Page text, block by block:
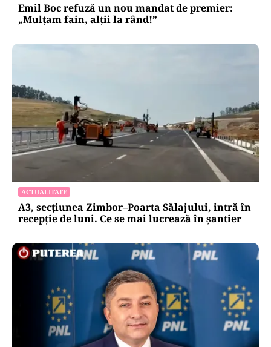
Emil Boc refuză un nou mandat de premier:
„Mulțam fain, alții la rând!”
ACTUALITATE
A3, secțiunea Zimbor–Poarta Sălajului, intră în
recepție de luni. Ce se mai lucrează în șantier